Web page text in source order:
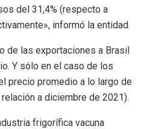
del 31,4% (respecto a
informó la entidad.
de las exportaciones a Brasil
Y sólo en el caso de los
precio promedio a lo largo de
a diciembre de 2021).
frigorífica vacuna